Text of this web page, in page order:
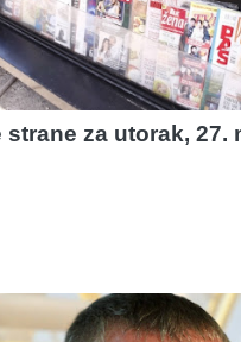
strane za utorak, 27.